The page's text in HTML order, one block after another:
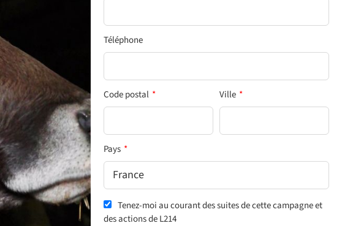
Téléphone
Code postal * Ville *
Pays *
Tenez-moi au courant des suites de cette campagne et
des actions de L214